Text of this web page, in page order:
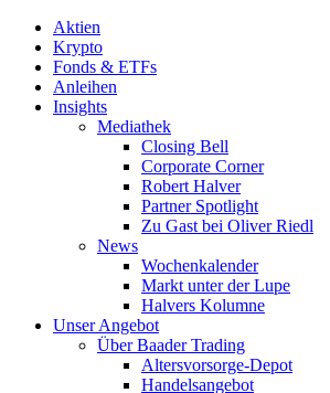
Aktien
Krypto
Fonds & ETFs
Anleihen
Insights
Mediathek
Closing Bell
Corporate Corner
Robert Halver
Partner Spotlight
Zu Gast bei Oliver Riedl
News
Wochenkalender
Markt unter der Lupe
Halvers Kolumne
Unser Angebot
Über Baader Trading
Altersvorsorge-Depot
Handelsangebot